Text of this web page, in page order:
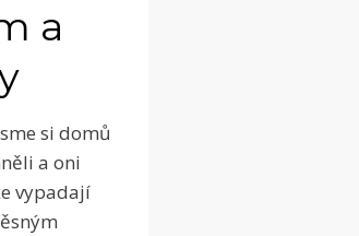
a
si domů
a oni
vypadají